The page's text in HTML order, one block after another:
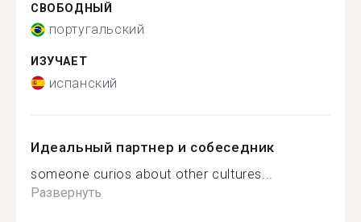
СВОБОДНЫЙ
португальский
ИЗУЧАЕТ
испанский
Идеальный партнер и собеседник
someone curios about other cultures...
Развернуть